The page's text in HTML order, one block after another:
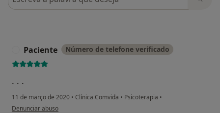
Paciente Número de telefone verificado
. . .
11 de março de 2020 • Clínica Comvida • Psicoterapia •
na opinião do utilizador Paciente
Denunciar abuso